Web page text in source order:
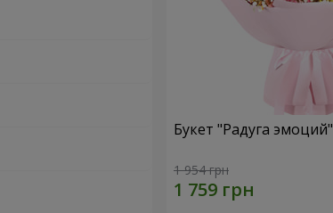
Букет "Радуга эмоций"
1 954 грн